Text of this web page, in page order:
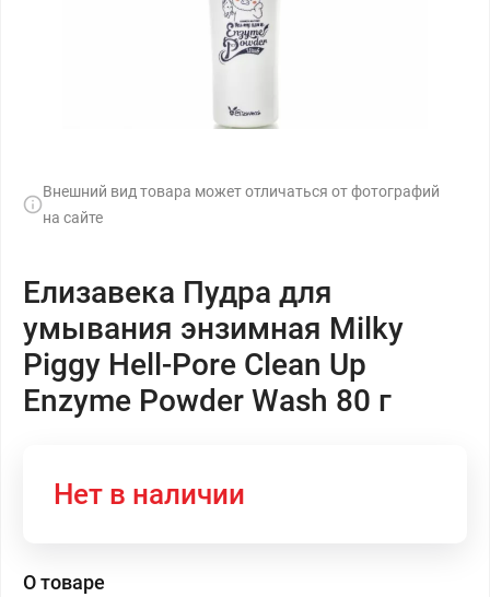
Внешний вид товара может отличаться от фотографий
на сайте
Елизавека Пудра для
умывания энзимная Milky
Piggy Hell-Pore Clean Up
Enzyme Powder Wash 80 г
Нет в наличии
О товаре